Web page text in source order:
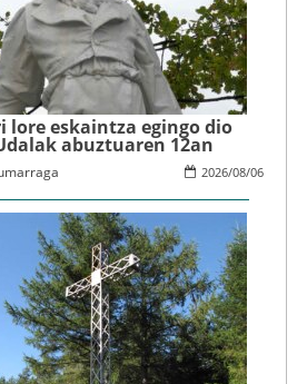
lore eskaintza egingo dio
abuztuaren 12an
2026/08/06